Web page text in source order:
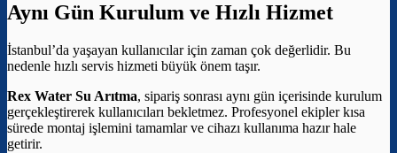
Aynı Gün Kurulum ve Hızlı Hizmet
İstanbul’da yaşayan kullanıcılar için zaman çok değerlidir. Bu
nedenle hızlı servis hizmeti büyük önem taşır.
Rex Water Su Arıtma, sipariş sonrası aynı gün içerisinde kurulum
gerçekleştirerek kullanıcıları bekletmez. Profesyonel ekipler kısa
sürede montaj işlemini tamamlar ve cihazı kullanıma hazır hale
getirir.